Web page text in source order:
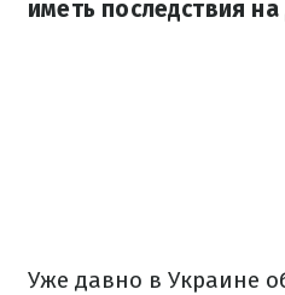
иметь последствия
Уже давно в Украине